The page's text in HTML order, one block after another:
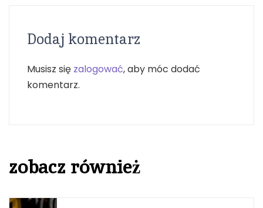
Dodaj komentarz
Musisz się zalogować, aby móc dodać
komentarz.
zobacz również